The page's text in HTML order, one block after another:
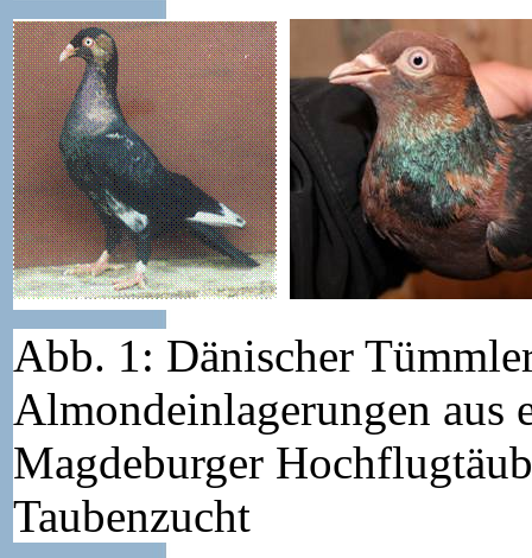
Abb. 1: Dänischer
Almondeinlagerungen aus
Magdeburger
Taubenzucht